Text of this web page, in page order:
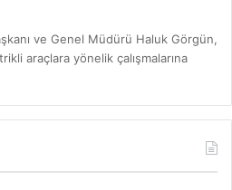
ve Genel Müdürü Haluk Görgün,
araçlara yönelik çalışmalarına